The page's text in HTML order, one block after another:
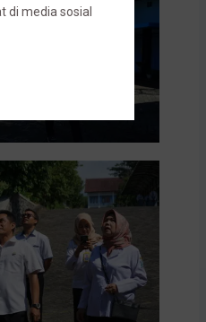
di media sosial